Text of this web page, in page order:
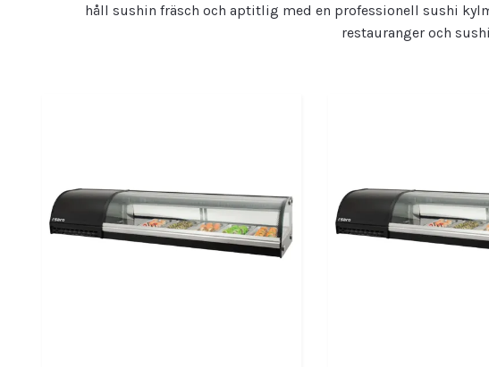
håll sushin fräsch och aptitlig med en professionell sushi
restauranger och